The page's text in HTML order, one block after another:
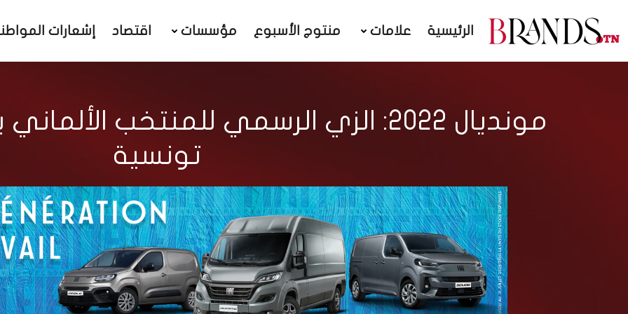
الرئيسية علامات منتوج الأسبوع مؤسسات اقتصاد إشعارات
مونديال 2022: الزي الرسمي للمنتخب
تونسية